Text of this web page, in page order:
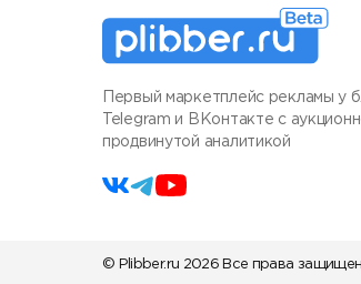
Первый маркетплейс рекламы у
Telegram и ВКонтакте с
продвинутой аналитикой
© Plibber.ru 2026 Все права